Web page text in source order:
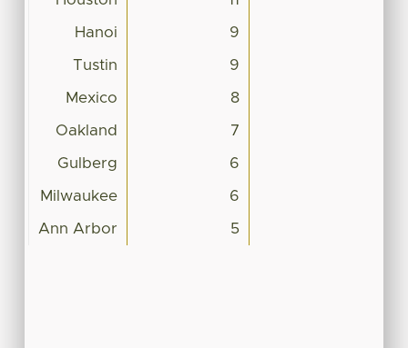
Hanoi 9
Tustin 9
Mexico 8
Oakland 7
Gulberg 6
Milwaukee 6
Ann Arbor 5